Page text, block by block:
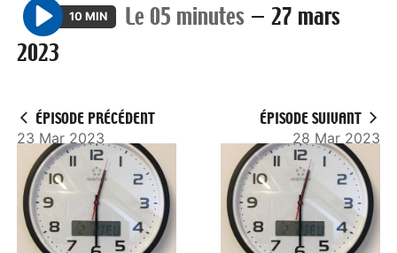
P
l
10 MIN Le 05 minutes — 27 mars
2023
ÉPISODE PRÉCÉDENT
23 Mar 2023
ÉPISODE SUIVANT
28 Mar 2023